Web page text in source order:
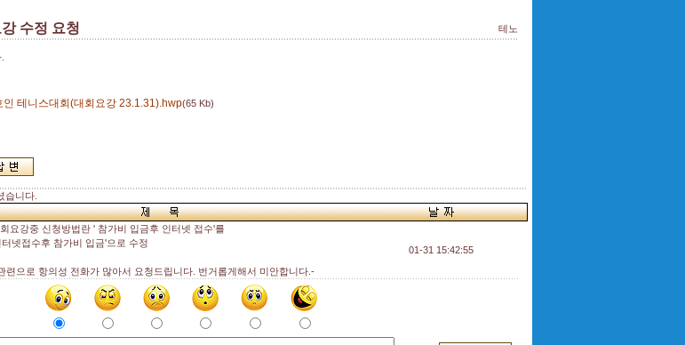
수정 요청 테노
테니스대회(대회요강 23.1.31).hwp(65 Kb)
습니다.
요강중 신청방법란 ' 참가비 입금후 인터넷 접수'를
터넷접수후 참가비 입금'으로 수정
련으로 항의성 전화가 많아서 요청드립니다. 번거롭게해서 미안합니다.-
01-31 15:42:55